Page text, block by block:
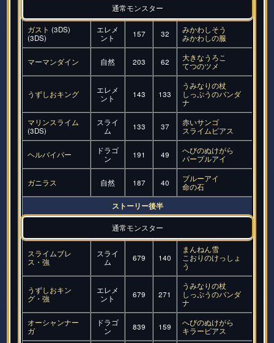
通常モンスター
ガスト (3DS)
(3DS)
エレメ
ント
157 32
みかわしそう
みかわしの服
マーマンダイン 自然 203 62
大きなうろこ
てつのツメ
うずしおキング
エレメ
ント
143 133
うみなりの杖
しっぷうのバンダ
ナ
マリンスライム
(3DS)
スライ
ム
133 37
赤いサンゴ
スライムピアス
ヘルバイパー
ドラゴ
ン
191 49
へびのぬけがら
パープルアイ
ガニラス 自然 187 40
ブルーアイ
命の石
ストーリー後半
通常モンスター
スライムブレ
ス・強
スライ
ム
679 140
まんねん雪
こおりのけっしょ
う
うずしおキン
グ・強
エレメ
ント
679 271
うみなりの杖
しっぷうのバンダ
ナ
オーシャンナー
ガ
ドラゴ
ン
839 159
へびのぬけがら
キラーピアス